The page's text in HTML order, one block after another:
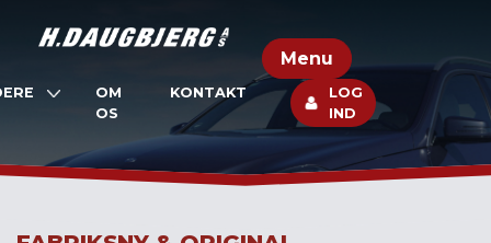
Menu
OM
OS
KONTAKT
LOG
IND